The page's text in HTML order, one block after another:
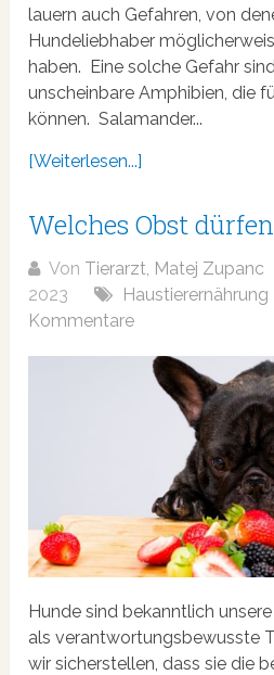
lauern auch Gefahren, von
Hundeliebhaber
haben. Eine solche Gefahr
unscheinbare Amphibien, die
können. Salamander...
[Weiterlesen...]
Welches Obst
Von Tierarzt, Matej Zupanc
2023
Haustierernährung
Kommentare
Hunde sind bekanntlich
als verantwortungsbewusste
wir sicherstellen, dass sie die